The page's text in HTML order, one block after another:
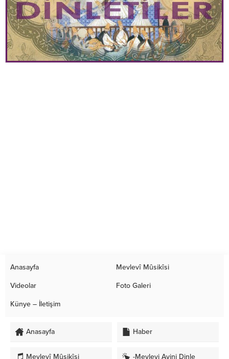
Anasayfa Mevlevî Mûsikîsi
Videolar Foto Galeri
Künye – İletişim
Anasayfa Haber
Mevlevî Mûsikîsi -Mevlevi Ayini Dinle